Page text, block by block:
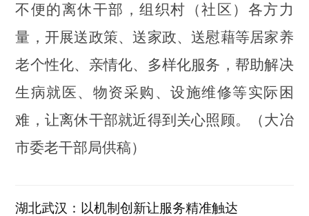
不便的离休干部，组织村（社区）各方力
量，开展送政策、送家政、送慰藉等居家养
老个性化、亲情化、多样化服务，帮助解决
生病就医、物资采购、设施维修等实际困
难，让离休干部就近得到关心照顾。
（大冶
市委老干部局供稿）
湖北武汉：以机制创新让服务精准触达